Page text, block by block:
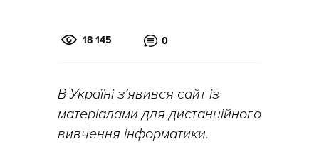
18 145 0
В Україні з’явився сайт із
матеріалами для дистанційного
вивчення інформатики.